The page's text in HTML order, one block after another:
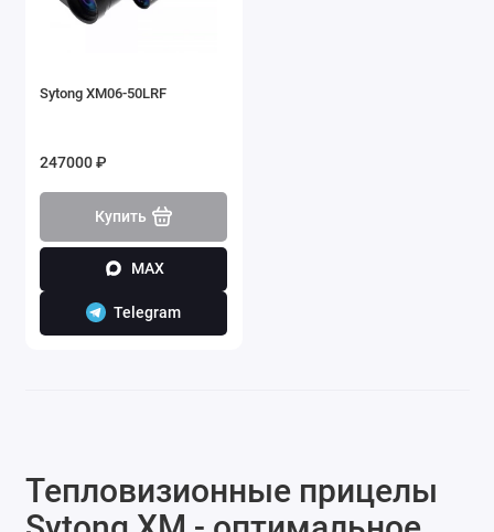
Sytong XM06-50LRF
247000 ₽
Купить
MAX
Telegram
Тепловизионные прицелы